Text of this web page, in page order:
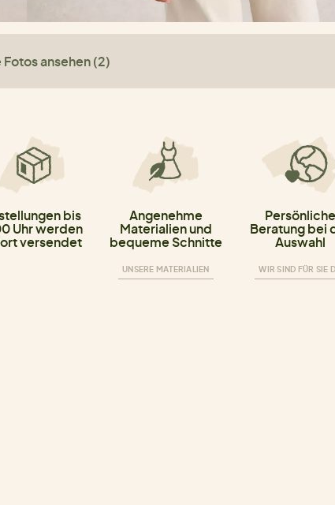
ansehen (2)
bis
Uhr werden
versendet
Angenehme
Materialien und
bequeme Schnitte
UNSERE MATERIALIEN
Persönliche
Beratung bei
Auswahl
WIR SIND FÜR SIE